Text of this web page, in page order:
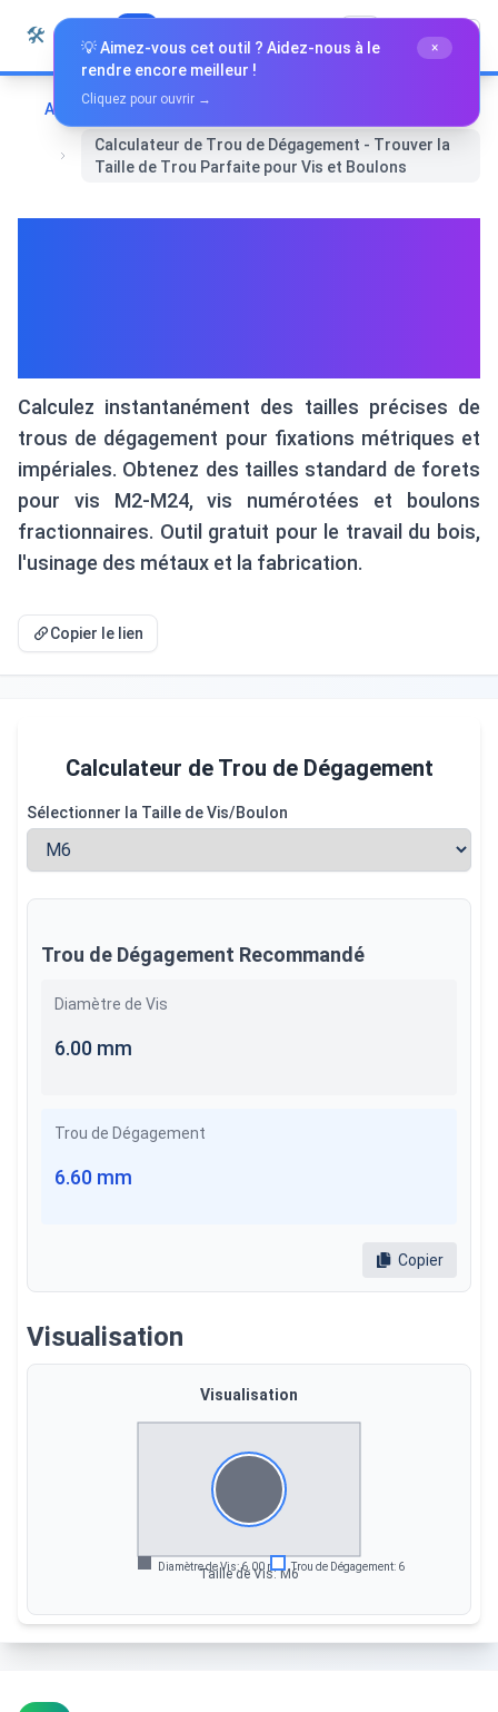
Passer au contenu
🛠️ Français
Accueil
Outils de développement
Calculateur de Trou de Dégagement - Trouver la
Taille de Trou Parfaite pour Vis et Boulons
Calculez instantanément des tailles précises de
trous de dégagement pour fixations métriques et
impériales. Obtenez des tailles standard de forets
pour vis M2-M24, vis numérotées et boulons
fractionnaires. Outil gratuit pour le travail du bois,
l'usinage des métaux et la fabrication.
Copier le lien
Calculateur de Trou de Dégagement
Sélectionner la Taille de Vis/Boulon
Trou de Dégagement Recommandé
Diamètre de Vis
6.00 mm
Trou de Dégagement
6.60 mm
Copier
Visualisation
Visualisation
Taille de Vis:M6
Diamètre de Vis:6.00 mm Trou de Dégagement: 6.60 mm
💡 Aimez-vous cet outil ? Aidez-nous à le
rendre encore meilleur !
×
Cliquez pour ouvrir →